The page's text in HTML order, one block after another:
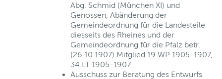
Abg. Schmid (München XI) und
Genossen, Abänderung der
Gemeindeordnung für die Landesteile
diesseits des Rheines und der
Gemeindeordnung für die Pfalz betr.
(26.10.1907) Mitglied 19.WP 1905-1907,
34.LT 1905-1907
Ausschuss zur Beratung des Entwurfs